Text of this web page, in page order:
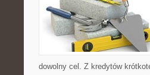
dowolny cel. Z kredytów